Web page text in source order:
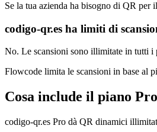
Se la tua azienda ha bisogno di QR per
codigo-qr.es ha limiti di
No. Le scansioni sono illimitate in tutti i
Flowcode limita le scansioni in base al
Cosa include il piano
codigo-qr.es Pro dà QR dinamici